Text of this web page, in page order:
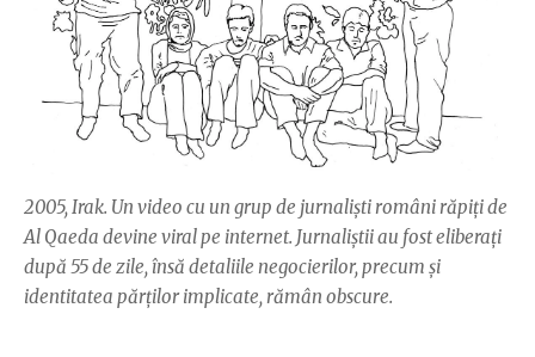
2005, Irak. Un video cu un grup de jurnalişti români răpiţi de
Al Qaeda devine viral pe internet. Jurnaliştii au fost eliberaţi
după 55 de zile, însă detaliile negocierilor, precum şi
identitatea părţilor implicate, rămân obscure.